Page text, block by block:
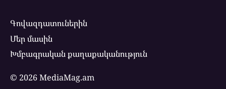
Գովազդատուներին
Մեր մասին
Խմբագրական քաղաքականություն
© 2026 MediaMag.am